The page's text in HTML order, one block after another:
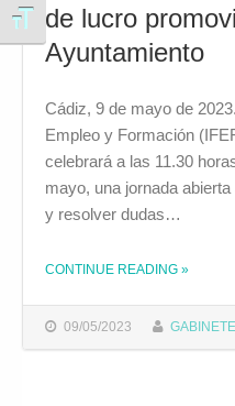
Alternar tamaño de letra
de lucro
Ayuntamiento
09/05/2023
Cádiz, 9 de mayo de
Empleo y Formación
celebrará a las 11.30
mayo, una jornada
y resolver dudas…
CONTINUE READING »